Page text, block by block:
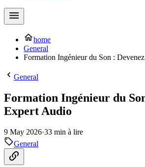
home
General
Formation Ingénieur du Son :
General
Formation Ingénieur du
Expert Audio
9 May 2026·33 min à lire
General